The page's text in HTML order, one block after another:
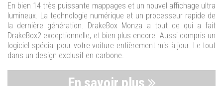
En bien 14 très puissante mappages et un nouvel affichage ultra
lumineux. La technologie numérique et un processeur rapide de
la dernière génération. DrakeBox Monza a tout ce qui a fait
DrakeBox2 exceptionnelle, et bien plus encore. Aussi compris un
logiciel spécial pour votre voiture entièrement mis à jour. Le tout
dans un design exclusif en carbone.
En savoir plus